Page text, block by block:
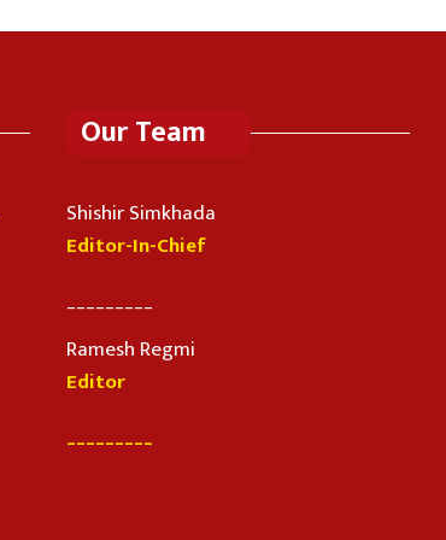
Our Team
Shishir Simkhada
Editor-In-Chief
Ramesh Regmi
Editor
_________